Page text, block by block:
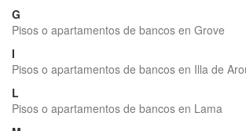
G
Pisos o apartamentos de bancos en Grove
I
Pisos o apartamentos de bancos en Illa de
L
Pisos o apartamentos de bancos en Lama